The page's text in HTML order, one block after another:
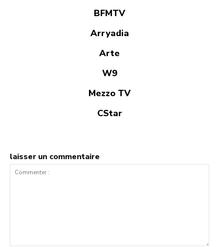
BFMTV
Arryadia
Arte
W9
Mezzo TV
CStar
laisser un commentaire